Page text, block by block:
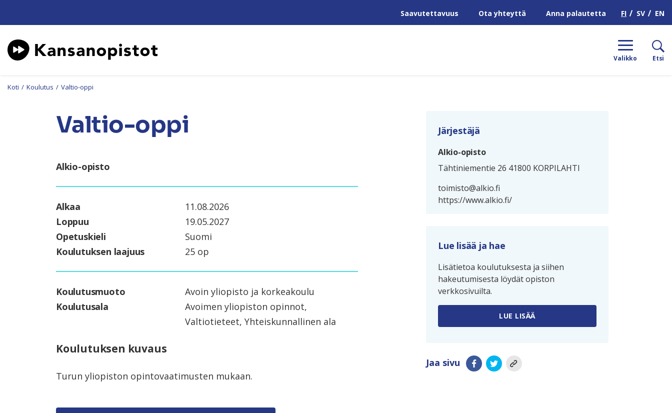
Saavutettavuus Ota yhteyttä Anna palautetta FI SV EN
Valikko Etsi
Koti / Koulutus / Valtio-oppi
Valtio-oppi
Alkio-opisto
Alkaa
11.08.2026
Loppuu
19.05.2027
Opetuskieli
Suomi
Koulutuksen laajuus
25 op
Koulutusmuoto
Avoin yliopisto ja korkeakoulu
Koulutusala
Avoimen yliopiston opinnot,
Valtiotieteet, Yhteiskunnallinen ala
Koulutuksen kuvaus
Turun yliopiston opintovaatimusten mukaan.
Järjestäjä
Alkio-opisto
Tähtiniementie 26 41800 KORPILAHTI
toimisto@alkio.fi
https://www.alkio.fi/
Lue lisää ja hae
Lisätietoa koulutuksesta ja siihen
hakeutumisesta löydät opiston
verkkosivuilta.
LUE LISÄÄ
Jaa sivu